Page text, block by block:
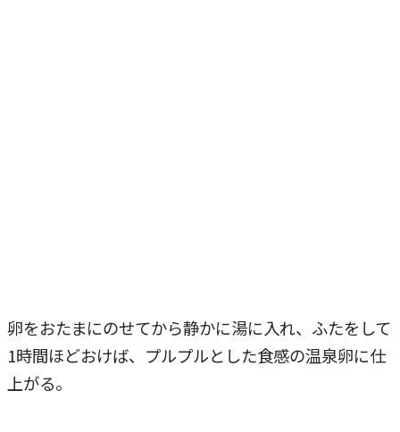
卵をおたまにのせてから静かに湯に入れ、ふたをして
1時間ほどおけば、プルプルとした食感の温泉卵に仕
上がる。